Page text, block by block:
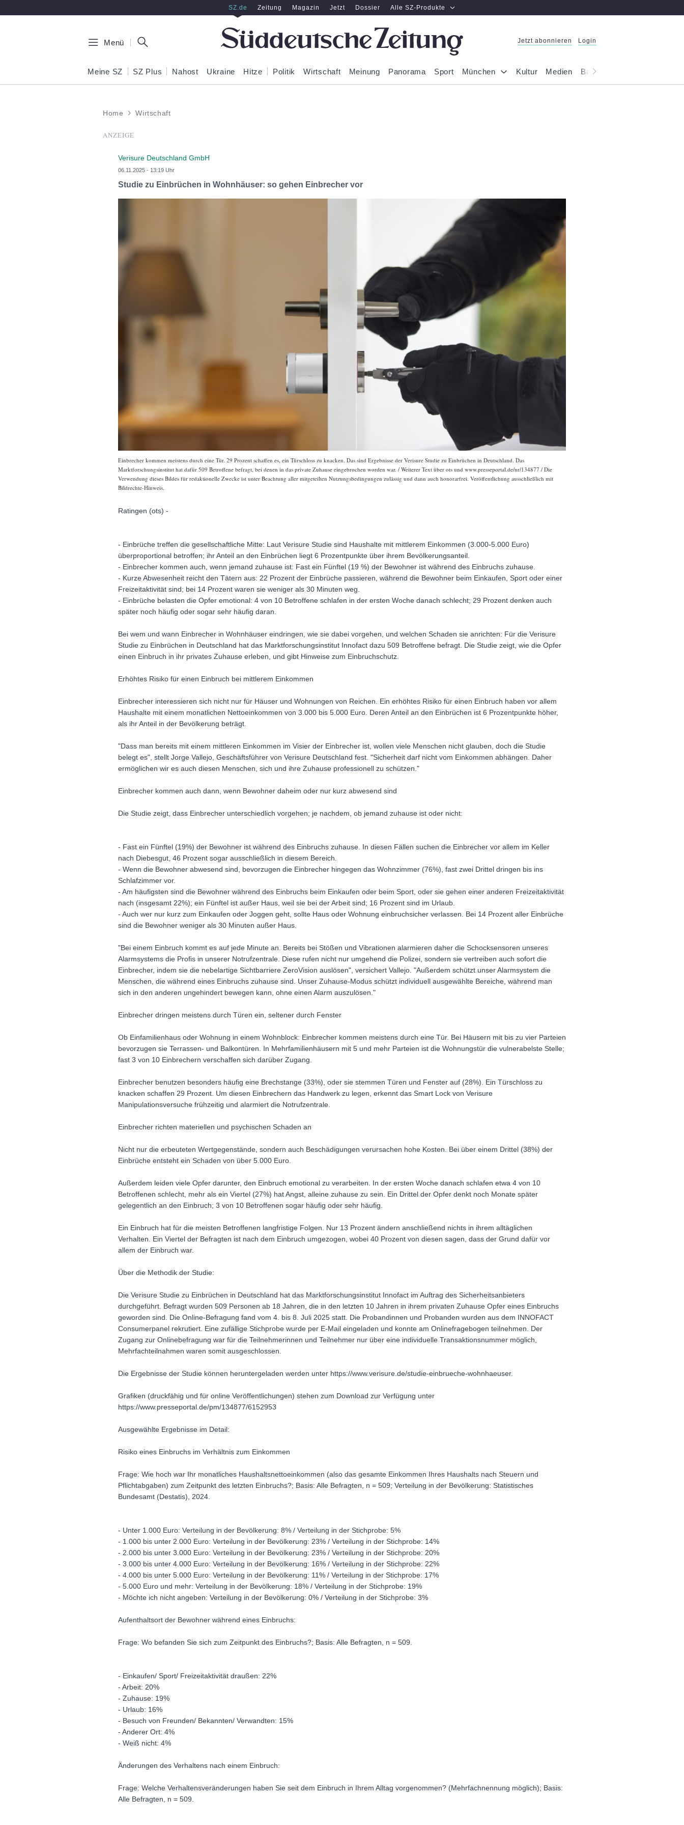
SZ.de Zeitung Magazin Jetzt Dossier Alle SZ-Produkte
Menü Jetzt abonnieren Login
Meine SZ SZ Plus Nahost Ukraine Hitze Politik Wirtschaft Meinung Panorama Sport München Kultur Medien Bayern
Home Wirtschaft
ANZEIGE
Verisure Deutschland GmbH
06.11.2025 - 13:19 Uhr
Studie zu Einbrüchen in Wohnhäuser: so gehen Einbrecher vor
Einbrecher kommen meistens durch eine Tür. 29 Prozent schaffen es, ein Türschloss zu knacken. Das sind Ergebnisse der Verisure Studie zu Einbrüchen in Deutschland. Das
Marktforschungsinstitut hat dafür 509 Betroffene befragt, bei denen in das private Zuhause eingebrochen worden war. / Weiterer Text über ots und www.presseportal.de/nr/134877 / Die
Verwendung dieses Bildes für redaktionelle Zwecke ist unter Beachtung aller mitgeteilten Nutzungsbedingungen zulässig und dann auch honorarfrei. Veröffentlichung ausschließlich mit
Bildrechte-Hinweis.
Ratingen (ots) -
- Einbrüche treffen die gesellschaftliche Mitte: Laut Verisure Studie sind Haushalte mit mittlerem Einkommen (3.000-5.000 Euro)
überproportional betroffen; ihr Anteil an den Einbrüchen liegt 6 Prozentpunkte über ihrem Bevölkerungsanteil.
- Einbrecher kommen auch, wenn jemand zuhause ist: Fast ein Fünftel (19 %) der Bewohner ist während des Einbruchs zuhause.
- Kurze Abwesenheit reicht den Tätern aus: 22 Prozent der Einbrüche passieren, während die Bewohner beim Einkaufen, Sport oder einer
Freizeitaktivität sind; bei 14 Prozent waren sie weniger als 30 Minuten weg.
- Einbrüche belasten die Opfer emotional: 4 von 10 Betroffene schlafen in der ersten Woche danach schlecht; 29 Prozent denken auch
später noch häufig oder sogar sehr häufig daran.
Bei wem und wann Einbrecher in Wohnhäuser eindringen, wie sie dabei vorgehen, und welchen Schaden sie anrichten: Für die Verisure
Studie zu Einbrüchen in Deutschland hat das Marktforschungsinstitut Innofact dazu 509 Betroffene befragt. Die Studie zeigt, wie die Opfer
einen Einbruch in ihr privates Zuhause erleben, und gibt Hinweise zum Einbruchschutz.
Erhöhtes Risiko für einen Einbruch bei mittlerem Einkommen
Einbrecher interessieren sich nicht nur für Häuser und Wohnungen von Reichen. Ein erhöhtes Risiko für einen Einbruch haben vor allem
Haushalte mit einem monatlichen Nettoeinkommen von 3.000 bis 5.000 Euro. Deren Anteil an den Einbrüchen ist 6 Prozentpunkte höher,
als ihr Anteil in der Bevölkerung beträgt.
"Dass man bereits mit einem mittleren Einkommen im Visier der Einbrecher ist, wollen viele Menschen nicht glauben, doch die Studie
belegt es", stellt Jorge Vallejo, Geschäftsführer von Verisure Deutschland fest. "Sicherheit darf nicht vom Einkommen abhängen. Daher
ermöglichen wir es auch diesen Menschen, sich und ihre Zuhause professionell zu schützen."
Einbrecher kommen auch dann, wenn Bewohner daheim oder nur kurz abwesend sind
Die Studie zeigt, dass Einbrecher unterschiedlich vorgehen; je nachdem, ob jemand zuhause ist oder nicht:
- Fast ein Fünftel (19%) der Bewohner ist während des Einbruchs zuhause. In diesen Fällen suchen die Einbrecher vor allem im Keller
nach Diebesgut, 46 Prozent sogar ausschließlich in diesem Bereich.
- Wenn die Bewohner abwesend sind, bevorzugen die Einbrecher hingegen das Wohnzimmer (76%), fast zwei Drittel dringen bis ins
Schlafzimmer vor.
- Am häufigsten sind die Bewohner während des Einbruchs beim Einkaufen oder beim Sport, oder sie gehen einer anderen Freizeitaktivität
nach (insgesamt 22%); ein Fünftel ist außer Haus, weil sie bei der Arbeit sind; 16 Prozent sind im Urlaub.
- Auch wer nur kurz zum Einkaufen oder Joggen geht, sollte Haus oder Wohnung einbruchsicher verlassen. Bei 14 Prozent aller Einbrüche
sind die Bewohner weniger als 30 Minuten außer Haus.
"Bei einem Einbruch kommt es auf jede Minute an. Bereits bei Stößen und Vibrationen alarmieren daher die Schocksensoren unseres
Alarmsystems die Profis in unserer Notrufzentrale. Diese rufen nicht nur umgehend die Polizei, sondern sie vertreiben auch sofort die
Einbrecher, indem sie die nebelartige Sichtbarriere ZeroVision auslösen", versichert Vallejo. "Außerdem schützt unser Alarmsystem die
Menschen, die während eines Einbruchs zuhause sind. Unser Zuhause-Modus schützt individuell ausgewählte Bereiche, während man
sich in den anderen ungehindert bewegen kann, ohne einen Alarm auszulösen."
Einbrecher dringen meistens durch Türen ein, seltener durch Fenster
Ob Einfamilienhaus oder Wohnung in einem Wohnblock: Einbrecher kommen meistens durch eine Tür. Bei Häusern mit bis zu vier Parteien
bevorzugen sie Terrassen- und Balkontüren. In Mehrfamilienhäusern mit 5 und mehr Parteien ist die Wohnungstür die vulnerabelste Stelle;
fast 3 von 10 Einbrechern verschaffen sich darüber Zugang.
Einbrecher benutzen besonders häufig eine Brechstange (33%), oder sie stemmen Türen und Fenster auf (28%). Ein Türschloss zu
knacken schaffen 29 Prozent. Um diesen Einbrechern das Handwerk zu legen, erkennt das Smart Lock von Verisure
Manipulationsversuche frühzeitig und alarmiert die Notrufzentrale.
Einbrecher richten materiellen und psychischen Schaden an
Nicht nur die erbeuteten Wertgegenstände, sondern auch Beschädigungen verursachen hohe Kosten. Bei über einem Drittel (38%) der
Einbrüche entsteht ein Schaden von über 5.000 Euro.
Außerdem leiden viele Opfer darunter, den Einbruch emotional zu verarbeiten. In der ersten Woche danach schlafen etwa 4 von 10
Betroffenen schlecht, mehr als ein Viertel (27%) hat Angst, alleine zuhause zu sein. Ein Drittel der Opfer denkt noch Monate später
gelegentlich an den Einbruch; 3 von 10 Betroffenen sogar häufig oder sehr häufig.
Ein Einbruch hat für die meisten Betroffenen langfristige Folgen. Nur 13 Prozent ändern anschließend nichts in ihrem alltäglichen
Verhalten. Ein Viertel der Befragten ist nach dem Einbruch umgezogen, wobei 40 Prozent von diesen sagen, dass der Grund dafür vor
allem der Einbruch war.
Über die Methodik der Studie:
Die Verisure Studie zu Einbrüchen in Deutschland hat das Marktforschungsinstitut Innofact im Auftrag des Sicherheitsanbieters
durchgeführt. Befragt wurden 509 Personen ab 18 Jahren, die in den letzten 10 Jahren in ihrem privaten Zuhause Opfer eines Einbruchs
geworden sind. Die Online-Befragung fand vom 4. bis 8. Juli 2025 statt. Die Probandinnen und Probanden wurden aus dem INNOFACT
Consumerpanel rekrutiert. Eine zufällige Stichprobe wurde per E-Mail eingeladen und konnte am Onlinefragebogen teilnehmen. Der
Zugang zur Onlinebefragung war für die Teilnehmerinnen und Teilnehmer nur über eine individuelle Transaktionsnummer möglich,
Mehrfachteilnahmen waren somit ausgeschlossen.
Die Ergebnisse der Studie können heruntergeladen werden unter https://www.verisure.de/studie-einbrueche-wohnhaeuser.
Grafiken (druckfähig und für online Veröffentlichungen) stehen zum Download zur Verfügung unter
https://www.presseportal.de/pm/134877/6152953
Ausgewählte Ergebnisse im Detail:
Risiko eines Einbruchs im Verhältnis zum Einkommen
Frage: Wie hoch war Ihr monatliches Haushaltsnettoeinkommen (also das gesamte Einkommen Ihres Haushalts nach Steuern und
Pflichtabgaben) zum Zeitpunkt des letzten Einbruchs?; Basis: Alle Befragten, n = 509; Verteilung in der Bevölkerung: Statistisches
Bundesamt (Destatis), 2024.
- Unter 1.000 Euro: Verteilung in der Bevölkerung: 8% / Verteilung in der Stichprobe: 5%
- 1.000 bis unter 2.000 Euro: Verteilung in der Bevölkerung: 23% / Verteilung in der Stichprobe: 14%
- 2.000 bis unter 3.000 Euro: Verteilung in der Bevölkerung: 23% / Verteilung in der Stichprobe: 20%
- 3.000 bis unter 4.000 Euro: Verteilung in der Bevölkerung: 16% / Verteilung in der Stichprobe: 22%
- 4.000 bis unter 5.000 Euro: Verteilung in der Bevölkerung: 11% / Verteilung in der Stichprobe: 17%
- 5.000 Euro und mehr: Verteilung in der Bevölkerung: 18% / Verteilung in der Stichprobe: 19%
- Möchte ich nicht angeben: Verteilung in der Bevölkerung: 0% / Verteilung in der Stichprobe: 3%
Aufenthaltsort der Bewohner während eines Einbruchs:
Frage: Wo befanden Sie sich zum Zeitpunkt des Einbruchs?; Basis: Alle Befragten, n = 509.
- Einkaufen/ Sport/ Freizeitaktivität draußen: 22%
- Arbeit: 20%
- Zuhause: 19%
- Urlaub: 16%
- Besuch von Freunden/ Bekannten/ Verwandten: 15%
- Anderer Ort: 4%
- Weiß nicht: 4%
Änderungen des Verhaltens nach einem Einbruch:
Frage: Welche Verhaltensveränderungen haben Sie seit dem Einbruch in Ihrem Alltag vorgenommen? (Mehrfachnennung möglich); Basis:
Alle Befragten, n = 509.